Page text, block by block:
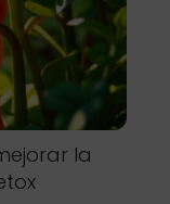
la